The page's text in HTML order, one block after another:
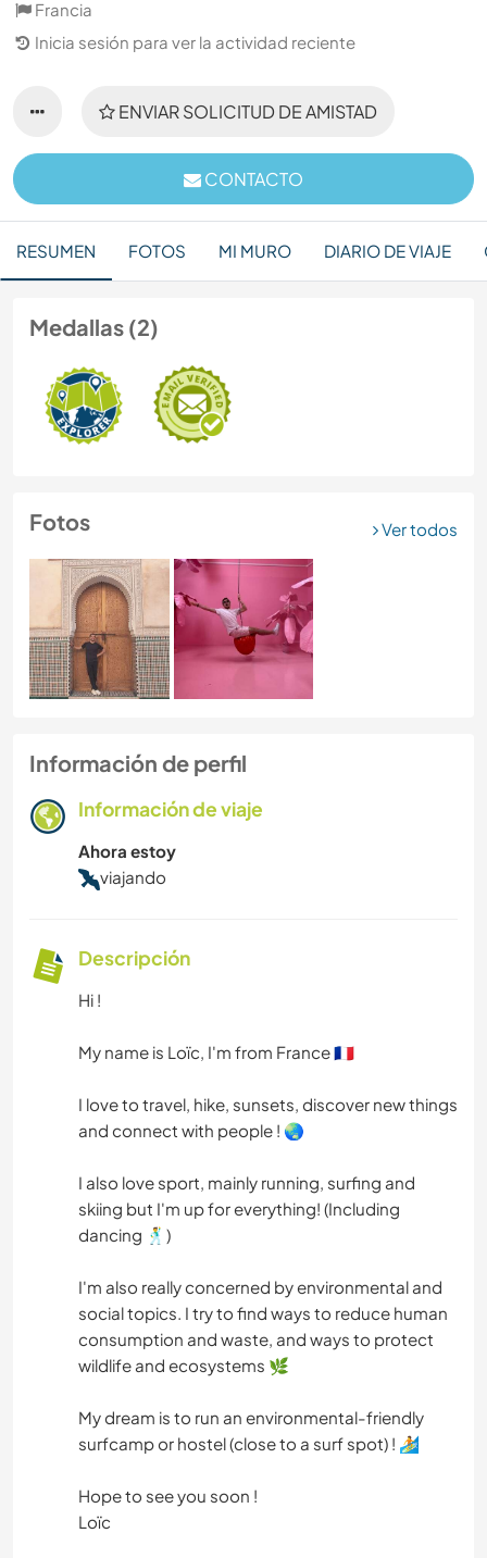
Francia
Inicia sesión para ver la actividad reciente
ENVIAR SOLICITUD DE AMISTAD
CONTACTO
RESUMEN FOTOS MI MURO DIARIO DE VIAJE
Medallas (2)
Fotos Ver todos
Información de perfil
Información de viaje
Ahora estoy
viajando
Descripción
Hi !
My name is Loïc, I'm from France 🇨🇵
I love to travel, hike, sunsets, discover new things
and connect with people ! 🌏
I also love sport, mainly running, surfing and
skiing but I'm up for everything! (Including
dancing 🕺)
I'm also really concerned by environmental and
social topics. I try to find ways to reduce human
consumption and waste, and ways to protect
wildlife and ecosystems 🌿
My dream is to run an environmental-friendly
surfcamp or hostel (close to a surf spot) ! 🏄
Hope to see you soon !
Loïc